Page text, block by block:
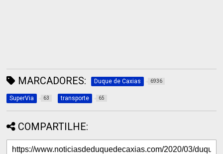
MARCADORES: Duque de Caxias 6936
SuperVia 63 transporte 65
COMPARTILHE: